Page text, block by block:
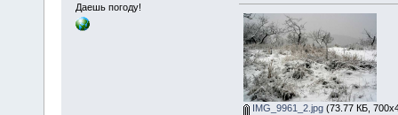
Даешь погоду!
IMG_9961_2.jpg(73.77 КБ,